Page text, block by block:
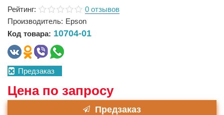
Рейтинг:
0 отзывов
Производитель: Epson
Код товара: 10704-01
Предзаказ
Цена по запросу
Предзаказ